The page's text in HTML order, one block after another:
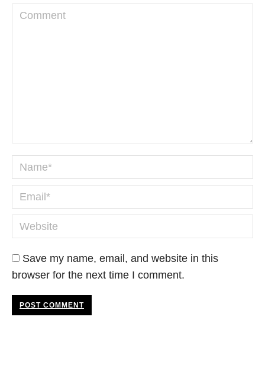
Comment
Name *
Email *
Website
Save my name, email, and website in this
browser for the next time I comment.
POST COMMENT